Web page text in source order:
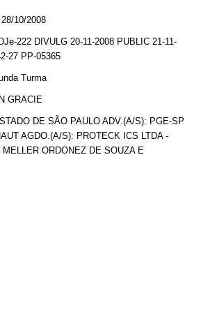
28/10/2008
DJe-222 DIVULG 20-11-2008 PUBLIC 21-11-
27 PP-05365
Turma
GRACIE
DE SÃO PAULO ADV.(A/S): PGE-SP
AGDO.(A/S): PROTECK ICS LTDA -
ORDONEZ DE SOUZA E